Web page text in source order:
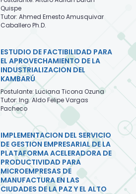
Quispe
Tutor: Ahmed Ernesto Amusquivar
Caballero Ph.D.
ESTUDIO DE FACTIBILIDAD PARA
EL APROVECHAMIENTO DE LA
INDUSTRIALIZACION DEL
KAMBARÚ
Postulante: Luciana Ticona Ozuna
Tutor: Ing. Aldo Felipe Vargas
Pacheco
IMPLEMENTACION DEL SERVICIO
DE GESTION EMPRESARIAL DE LA
PLATAFORMA ACELERADORA DE
PRODUCTIVIDAD PARA
MICROEMPRESAS DE
MANUFACTURA EN LAS
CIUDADES DE LA PAZ Y EL ALTO